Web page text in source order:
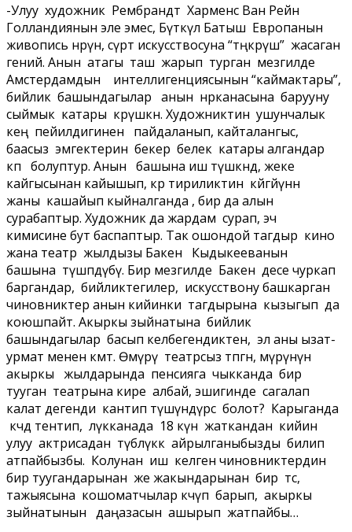
-Улуу художник Рембрандт Харменс Ван Рейн
Голландиянын эле эмес, Бүткүл Батыш Европанын
живопись өнөрүнө, сүрөт искусствосуна “төңкөрүш” жасаган
гений. Анын атагы таш жарып турган мезгилде
Амстердамдын интеллигенциясынын “каймактары”,
бийлик башындагылар анын өнөрканасына барууну
сыймык катары көрүшкөн. Художниктин ушунчалык
кең пейилдигинен пайдаланып, кайталангыс,
баасыз эмгектерин бекер белек катары алгандар
көп болуптур. Анын башына иш түшкөндө, жеке
кайгысынан кайышып, көр тириликтин көйгөйүнөн
жаны кашайып кыйналганда , бирөө да алын
сурабаптыр. Художник да жардам сурап, эч
кимисине бут баспаптыр. Так ошондой тагдыр кино
жана театр жылдызы Бакен Кыдыкееванын
башына түшпөдүбү. Бир мезгилде Бакен десе чуркап
баргандар, бийликтегилер, искусствону башкарган
чиновниктер анын кийинки тагдырына кызыгып да
коюшпайт. Акыркы зыйнатына бийлик
башындагылар басып келбегендиктен, эл аны ызат-
урмат менен көмөт. Өмүрү театрсыз өтпөгөн, өмүрүнүн
акыркы жылдарында пенсияга чыкканда бир
тууган театрына кире албай, эшигинде сагалап
калат дегенди кантип түшүндүрсө болот? Карыганда
көчөдө тентип, өлүкканада 18 күн жаткандан кийин
улуу актрисадан түбөлүккө айрылганыбызды билип
атпайбызбы. Колунан иш келген чиновниктердин
бир туугандарынан же жакындарынан бирөө өтсө,
тажыясына кошоматчылар көчүп барып, акыркы
зыйнатынын даңазасын ашырып жатпайбы…